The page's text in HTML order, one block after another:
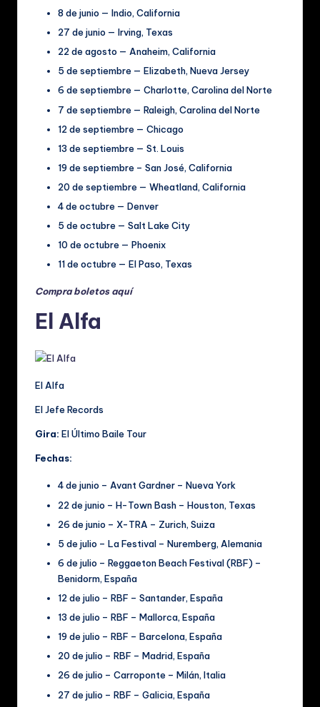
8 de junio — Indio, California
27 de junio — Irving, Texas
22 de agosto — Anaheim, California
5 de septiembre — Elizabeth, Nueva Jersey
6 de septiembre — Charlotte, Carolina del Norte
7 de septiembre — Raleigh, Carolina del Norte
12 de septiembre — Chicago
13 de septiembre — St. Louis
19 de septiembre – San José, California
20 de septiembre — Wheatland, California
4 de octubre — Denver
5 de octubre — Salt Lake City
10 de octubre — Phoenix
11 de octubre — El Paso, Texas
Compra boletos aquí
El Alfa
El Alfa
El Jefe Records
Gira: El Último Baile Tour
Fechas:
4 de junio – Avant Gardner – Nueva York
22 de junio – H-Town Bash – Houston, Texas
26 de junio – X-TRA – Zurich, Suiza
5 de julio – La Festival – Nuremberg, Alemania
6 de julio – Reggaeton Beach Festival (RBF) –
Benidorm, España
12 de julio – RBF – Santander, España
13 de julio – RBF – Mallorca, España
19 de julio – RBF – Barcelona, España
20 de julio – RBF – Madrid, España
26 de julio – Carroponte – Milán, Italia
27 de julio – RBF – Galicia, España